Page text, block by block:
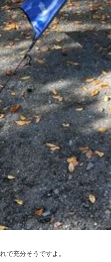
で充分そうですよ。